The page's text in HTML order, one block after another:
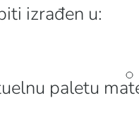
izrađen u:
paletu